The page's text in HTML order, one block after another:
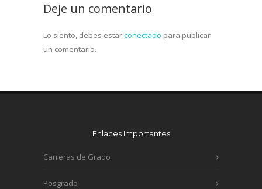
Deje un comentario
Lo siento, debes estarconectado para publicar
un comentario.
Enlaces Importantes
Carreras de Grado
Posgrado